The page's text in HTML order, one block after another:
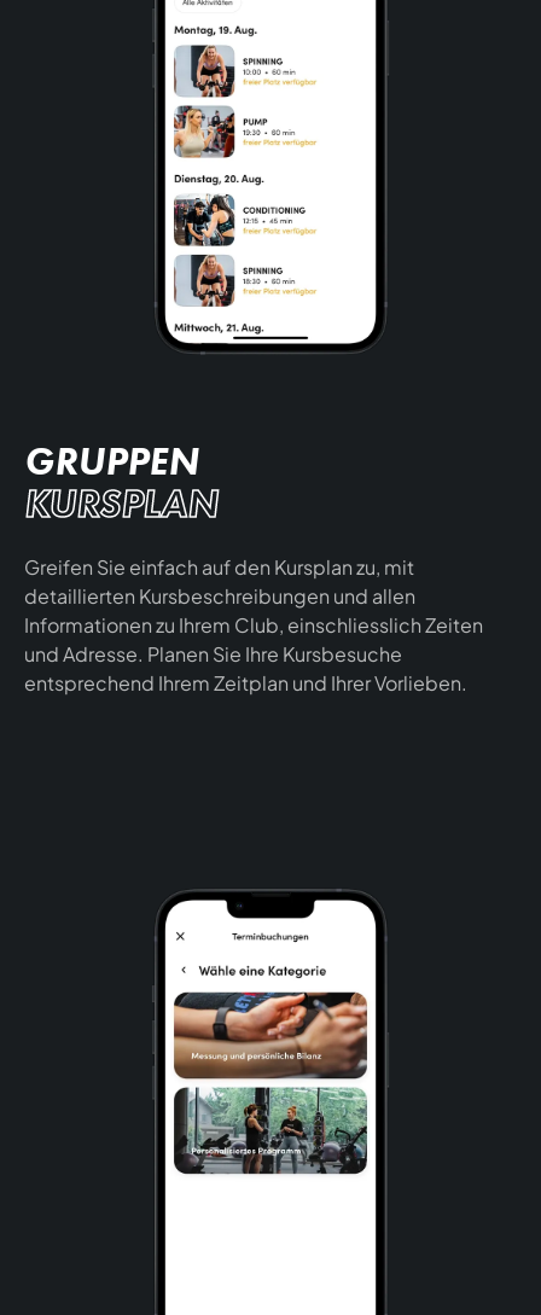
GRUPPEN
KURSPLAN
Greifen Sie einfach auf den Kursplan zu, mit
detaillierten Kursbeschreibungen und allen
Informationen zu Ihrem Club, einschliesslich Zeiten
und Adresse. Planen Sie Ihre Kursbesuche
entsprechend Ihrem Zeitplan und Ihrer Vorlieben.